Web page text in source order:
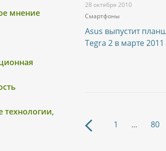
мнение
технологии,
28 октября 2010
Смартфоны
Asus выпустит
Tegra 2 в марте 2011
1 ... 80